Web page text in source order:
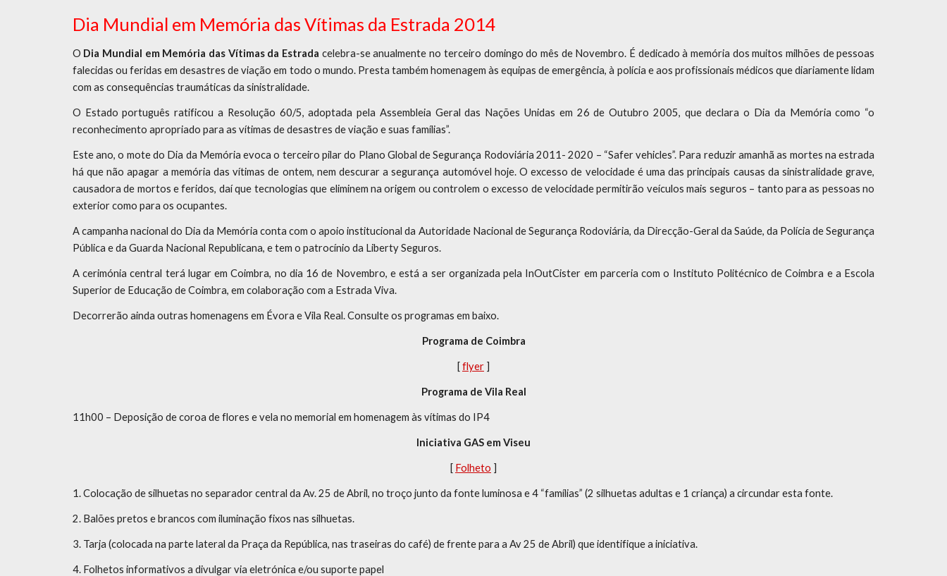
Dia Mundial em Memória das Vítimas da Estrada 2014
O Dia Mundial em Memória das Vítimas da Estrada celebra-se anualmente no terceiro domingo do mês de Novembro. É dedicado à memória dos muitos milhões de pessoas
falecidas ou feridas em desastres de viação em todo o mundo. Presta também homenagem às equipas de emergência, à polícia e aos profissionais médicos que diariamente lidam
com as consequências traumáticas da sinistralidade.
O Estado português ratificou a Resolução 60/5, adoptada pela Assembleia Geral das Nações Unidas em 26 de Outubro 2005, que declara o Dia da Memória como “o
reconhecimento apropriado para as vítimas de desastres de viação e suas famílias”.
Este ano, o mote do Dia da Memória evoca o terceiro pilar do Plano Global de Segurança Rodoviária 2011- 2020 – “Safer vehicles”. Para reduzir amanhã as mortes na estrada
há que não apagar a memória das vítimas de ontem, nem descurar a segurança automóvel hoje. O excesso de velocidade é uma das principais causas da sinistralidade grave,
causadora de mortos e feridos, daí que tecnologias que eliminem na origem ou controlem o excesso de velocidade permitirão veículos mais seguros – tanto para as pessoas no
exterior como para os ocupantes.
A campanha nacional do Dia da Memória conta com o apoio institucional da Autoridade Nacional de Segurança Rodoviária, da Direcção-Geral da Saúde, da Polícia de Segurança
Pública e da Guarda Nacional Republicana, e tem o patrocínio da Liberty Seguros.
A cerimónia central terá lugar em Coimbra, no dia 16 de Novembro, e está a ser organizada pela InOutCister em parceria com o Instituto Politécnico de Coimbra e a Escola
Superior de Educação de Coimbra, em colaboração com a Estrada Viva.
Decorrerão ainda outras homenagens em Évora e Vila Real. Consulte os programas em baixo.
Programa de Coimbra
[ flyer ]
Programa de Vila Real
11h00 – Deposição de coroa de flores e vela no memorial em homenagem às vítimas do IP4
Iniciativa GAS em Viseu
[ Folheto ]
1. Colocação de silhuetas no separador central da Av. 25 de Abril, no troço junto da fonte luminosa e 4 “famílias” (2 silhuetas adultas e 1 criança) a circundar esta fonte.
2. Balões pretos e brancos com iluminação fixos nas silhuetas.
3. Tarja (colocada na parte lateral da Praça da República, nas traseiras do café) de frente para a Av 25 de Abril) que identifique a iniciativa.
4. Folhetos informativos a divulgar via eletrónica e/ou suporte papel